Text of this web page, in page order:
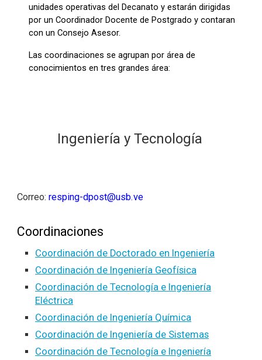
unidades operativas del Decanato y estarán dirigidas
por un Coordinador Docente de Postgrado y contaran
con un Consejo Asesor.
Las coordinaciones se agrupan por área de
conocimientos en tres grandes área:
Ingeniería y Tecnología
Correo:resping-dpost@usb.ve
Coordinaciones
Coordinación de Doctorado en Ingeniería
Coordinación de Ingeniería Geofísica
Coordinación de Tecnología e Ingeniería
Eléctrica
Coordinación de Ingeniería Química
Coordinación de Ingeniería de Sistemas
Coordinación de Tecnología e Ingeniería